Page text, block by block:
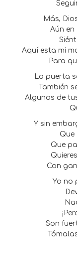
Más,
Aún
Aquí esta mi
Para
La puerta
También
Algunos de
Y sin
Que
Que
Con
Yo no
Son